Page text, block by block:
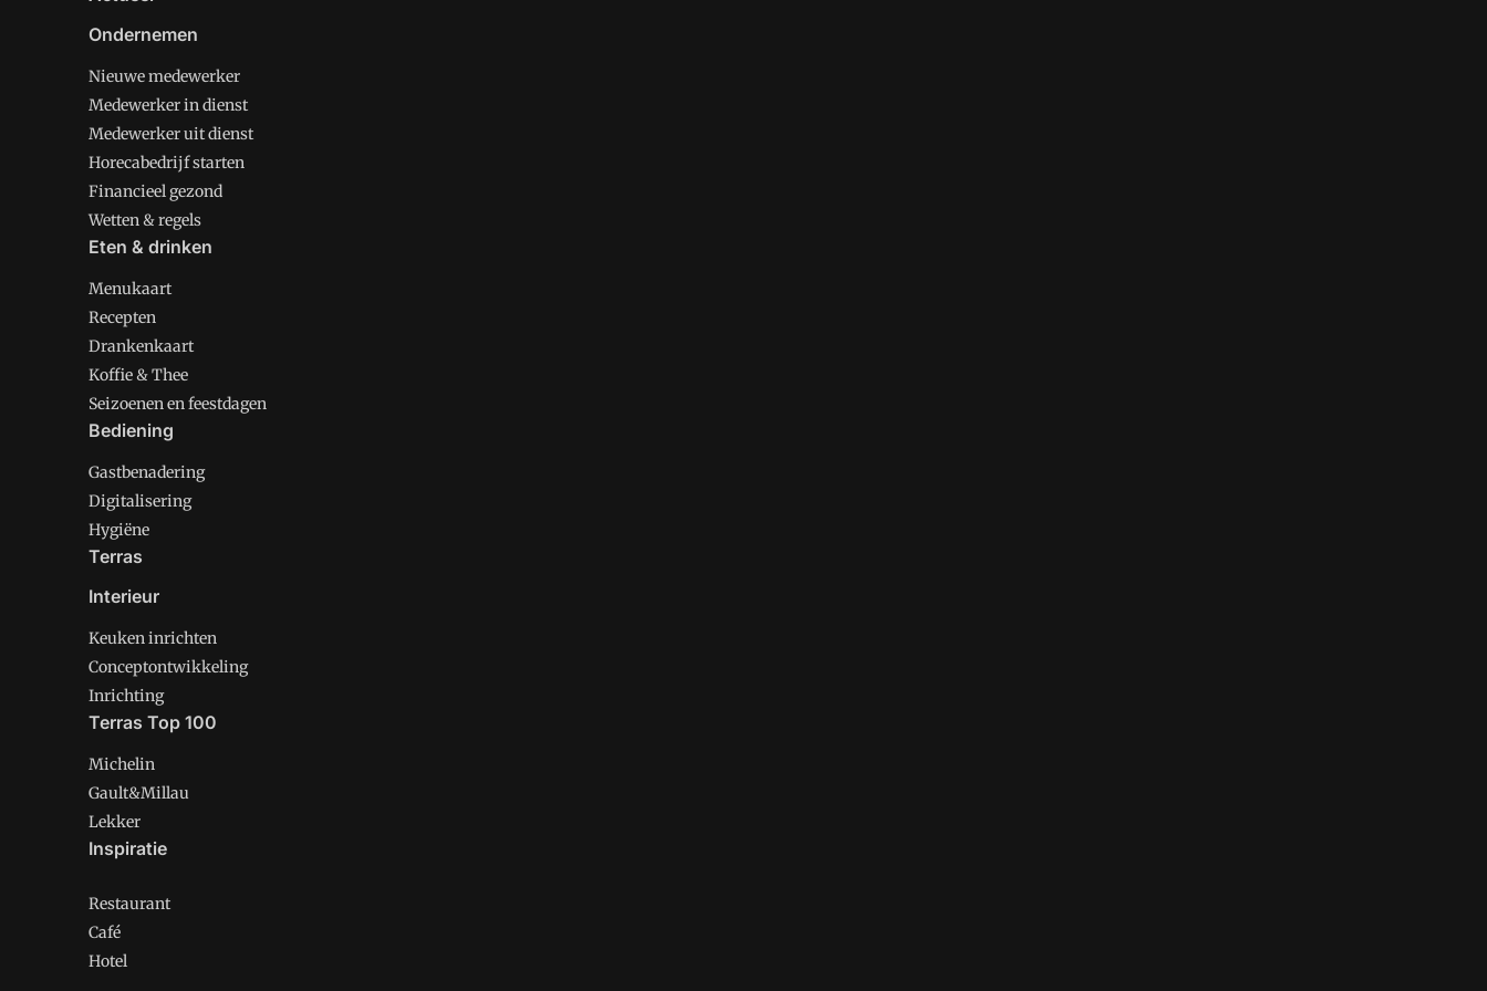
Ondernemen
Nieuwe medewerker
Medewerker in dienst
Medewerker uit dienst
Horecabedrijf starten
Financieel gezond
Wetten & regels
Eten & drinken
Menukaart
Recepten
Drankenkaart
Koffie & Thee
Seizoenen en feestdagen
Bediening
Gastbenadering
Digitalisering
Hygiëne
Terras
Interieur
Keuken inrichten
Conceptontwikkeling
Inrichting
Terras Top 100
Michelin
Gault&Millau
Lekker
Inspiratie
Restaurant
Café
Hotel